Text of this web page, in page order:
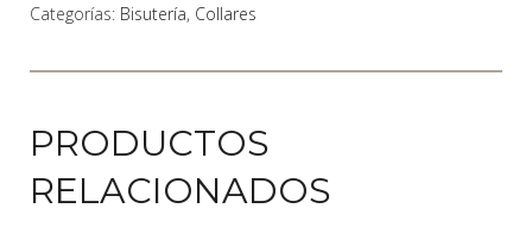
Categorías: Bisutería, Collares
PRODUCTOS
RELACIONADOS